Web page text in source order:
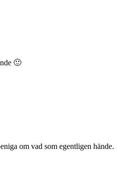
🙂
om vad som egentligen hände.